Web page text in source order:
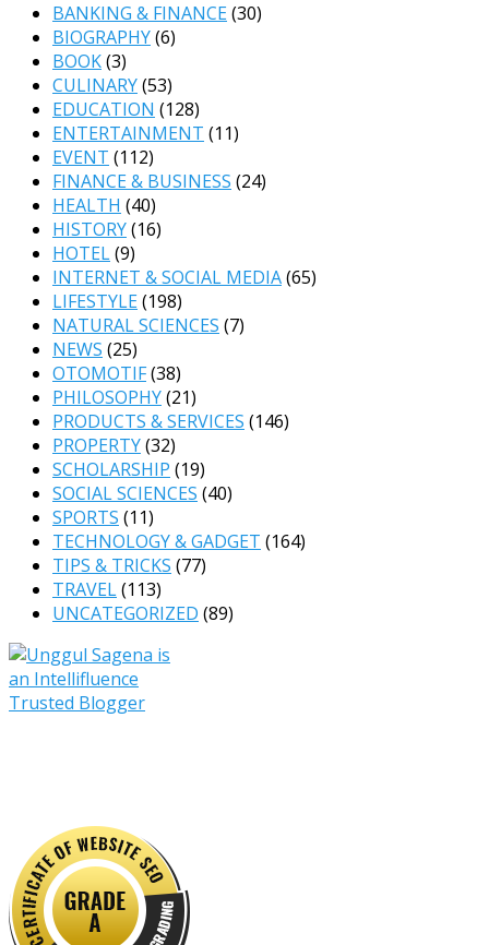
BANKING & FINANCE(30)
BIOGRAPHY(6)
BOOK(3)
CULINARY(53)
EDUCATION (128)
ENTERTAINMENT (11)
EVENT (112)
FINANCE & BUSINESS (24)
HEALTH (40)
HISTORY(16)
HOTEL(9)
INTERNET & SOCIAL MEDIA(65)
LIFESTYLE(198)
NATURAL SCIENCES (7)
NEWS (25)
OTOMOTIF(38)
PHILOSOPHY(21)
PRODUCTS & SERVICES (146)
PROPERTY(32)
SCHOLARSHIP (19)
SOCIAL SCIENCES (40)
SPORTS (11)
TECHNOLOGY & GADGET (164)
TIPS & TRICKS (77)
TRAVEL(113)
UNCATEGORIZED (89)